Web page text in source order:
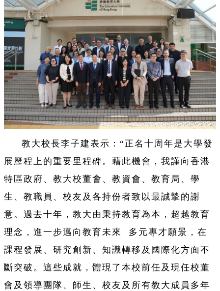
教大校長李子建表示：“正名十周年是大學發
展歷程上的重要里程碑。藉此機會，我謹向香港
特區政府、教大校董會、教資會、教育局、學
生、教職員、校友及各持份者致以最誠摯的謝
意。過去十年，教大由秉持教育為本，超越教育
理念，進一步邁向教育未來 多元專才願景，在
課程發展、研究創新、知識轉移及國際化方面不
斷突破。這些成就，體現了本校前任及現任校董
會及領導團隊、師生、校友及所有教大成員多年